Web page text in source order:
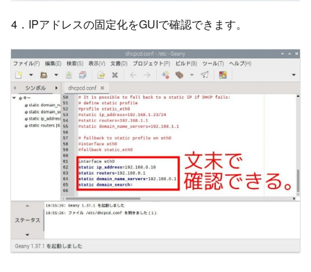
4．IPアドレスの固定化をGUIで確認できます。